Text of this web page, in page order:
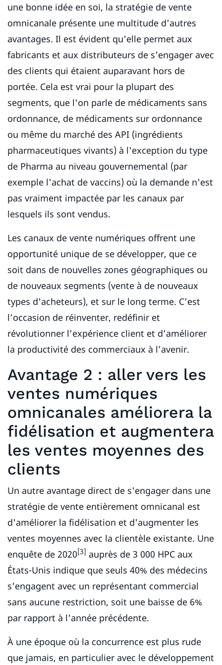
une bonne idée en soi, la stratégie de vente
omnicanale présente une multitude d'autres
avantages. Il est évident qu'elle permet aux
fabricants et aux distributeurs de s'engager avec
des clients qui étaient auparavant hors de
portée. Cela est vrai pour la plupart des
segments, que l'on parle de médicaments sans
ordonnance, de médicaments sur ordonnance
ou même du marché des API (ingrédients
pharmaceutiques vivants) à l'exception du type
de Pharma au niveau gouvernemental (par
exemple l'achat de vaccins) où la demande n'est
pas vraiment impactée par les canaux par
lesquels ils sont vendus.
Les canaux de vente numériques offrent une
opportunité unique de se développer, que ce
soit dans de nouvelles zones géographiques ou
de nouveaux segments (vente à de nouveaux
types d'acheteurs), et sur le long terme. C’est
l’occasion de réinventer, redéfinir et
révolutionner l’expérience client et d’améliorer
la productivité des commerciaux à l’avenir.
Avantage 2 : aller vers les
ventes numériques
omnicanales améliorera la
fidélisation et augmentera
les ventes moyennes des
clients
Un autre avantage direct de s'engager dans une
stratégie de vente entièrement omnicanal est
d'améliorer la fidélisation et d'augmenter les
ventes moyennes avec la clientèle existante. Une
enquête de 2020[3] auprès de 3 000 HPC aux
États-Unis indique que seuls 40% des médecins
s'engagent avec un représentant commercial
sans aucune restriction, soit une baisse de 6%
par rapport à l'année précédente.
À une époque où la concurrence est plus rude
que jamais, en particulier avec le développement